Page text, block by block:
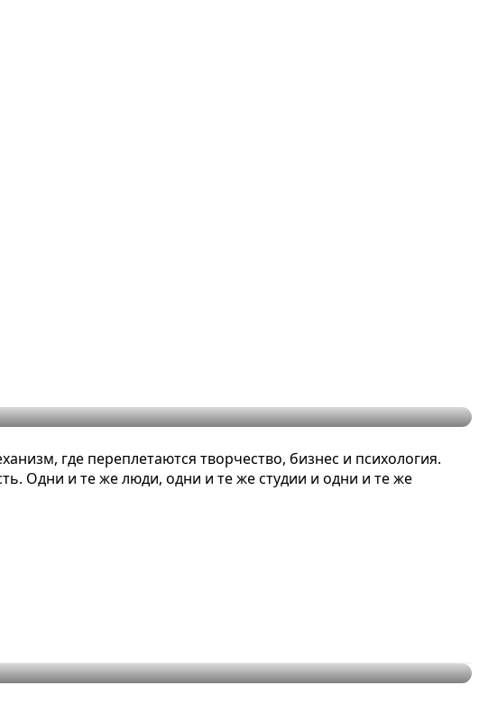
одной и той же игровой
где переплетаются творчество, бизнес и психология.
Одни и те же люди, одни и те же студии и одни и те же
Roblox Studio?